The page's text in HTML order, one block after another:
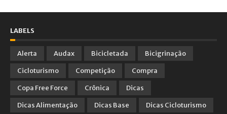
LABELS
Alerta Audax Bicicletada
Bicigrinação
Cicloturismo
Competição
Compra
Copa Free Force
Crônica
Dicas
Dicas Alimentação
Dicas Base
Dicas Cicloturismo